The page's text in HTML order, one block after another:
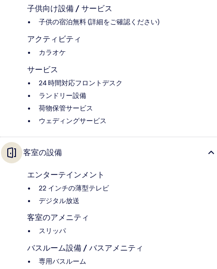
子供向け設備 / サービス
子供の宿泊無料 (詳細をご確認ください)
アクティビティ
カラオケ
サービス
24 時間対応フロントデスク
ランドリー設備
荷物保管サービス
ウェディングサービス
客室の設備
エンターテインメント
22 インチの薄型テレビ
デジタル放送
客室のアメニティ
スリッパ
バスルーム設備 / バスアメニティ
専用バスルーム